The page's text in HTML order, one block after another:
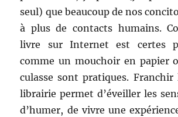
seul) que beaucoup de nos
à plus de contacts humains.
livre sur Internet est certes
comme un mouchoir en papier
culasse sont pratiques. Franchir
librairie permet d’éveiller les
d’humer, de vivre une